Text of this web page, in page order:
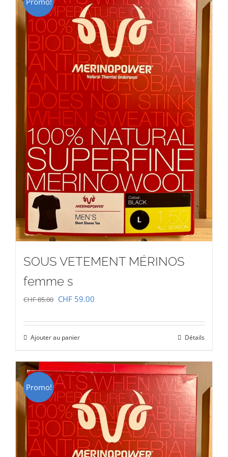
SOUS VETEMENT MÉRINOS
femme s
CHF85.00 Le
initial
était :
CHF 85.00.
CHF 59.00
actuel
CHF 59.00.
Ajouter au panier Détails
Promo!